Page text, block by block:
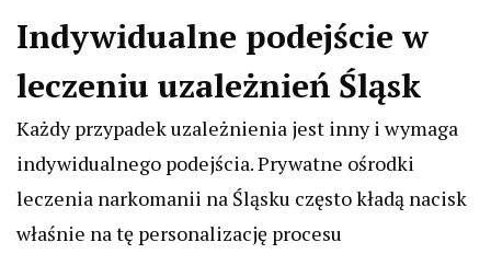
Indywidualne podejście w
leczeniu uzależnień Śląsk
Każdy przypadek uzależnienia jest inny i wymaga
indywidualnego podejścia. Prywatne ośrodki
leczenia narkomanii na Śląsku często kładą nacisk
właśnie na tę personalizację procesu